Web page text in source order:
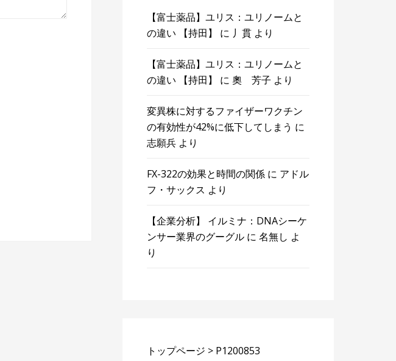
【富士薬品】ユリス：ユリノームと
の違い 【持田】
に 丿貫 より
【富士薬品】ユリス：ユリノームと
の違い 【持田】
に奧 芳子 より
変異株に対するファイザーワクチン
の有効性が42%に低下してしまう に
志願兵 より
FX-322の効果と時間の関係 に アドル
フ・サックス より
【企業分析】 イルミナ：DNAシーケ
ンサー業界のグーグル に名無し よ
り
トップページ > P1200853